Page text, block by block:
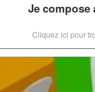
Je compose
Cliquez ici pour